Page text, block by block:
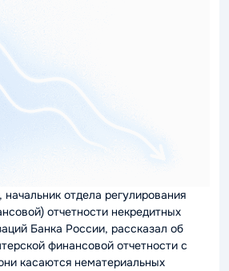
, начальник отдела регулирования
отчетности некредитных
Банка России, рассказал об
финансовой отчетности с
касаются нематериальных